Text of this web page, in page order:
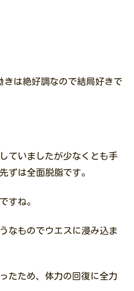
は絶好調なので結局好きで
ていましたが少なくとも手
ずは全面脱脂です。
すね。
なものでウエスに浸み込ま
たため、体力の回復に全力